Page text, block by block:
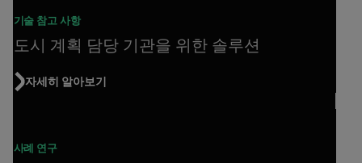
기술 참고 사항
도시 계획 담당 기관을 위한 솔루션
자세히 알아보기
사례 연구